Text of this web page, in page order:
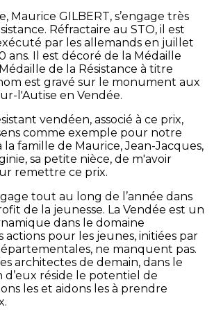
Maurice GILBERT, s’engage très
Réfractaire au STO, il est
par les allemands en juillet
ans. Il est décoré de la Médaille
de la Résistance à titre
est gravé sur le monument aux
l'Autise en Vendée.
vendéen, associé à ce prix,
comme exemple pour notre
la famille de Maurice, Jean-Jacques,
sa petite nièce, de m'avoir
remettre ce prix.
tout au long de l’année dans
de la jeunesse. La Vendée est un
dans le domaine
pour les jeunes, initiées par
ne manquent pas.
architectes de demain, dans le
réside le potentiel de
les et aidons les à prendre